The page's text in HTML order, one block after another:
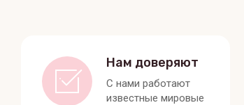
Нам доверяют
С нами работают
известные мировые